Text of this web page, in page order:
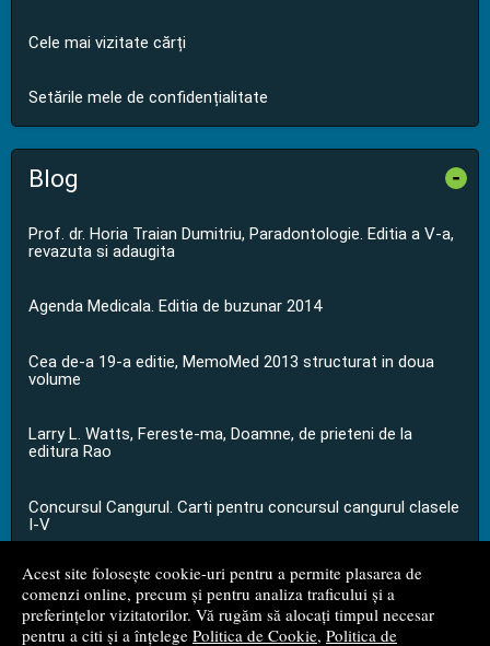
Acest site folosește cookie-uri pentru a permite plasarea de
comenzi online, precum și pentru analiza traficului și a
preferințelor vizitatorilor. Vă rugăm să alocați timpul necesar
pentru a citi și a înțelege Politica de Cookie, Politica de
Cele mai vizitate cărți
Setările mele de confidențialitate
Blog -
Prof. dr. Horia Traian Dumitriu, Paradontologie. Editia a V-a,
revazuta si adaugita
Agenda Medicala. Editia de buzunar 2014
Cea de-a 19-a editie, MemoMed 2013 structurat in doua
volume
Larry L. Watts, Fereste-ma, Doamne, de prieteni de la
editura Rao
Concursul Cangurul. Carti pentru concursul cangurul clasele
I-V
...toate știrile
© 2008 - 2026S.C. M.G. Net Distribution S.R.L.